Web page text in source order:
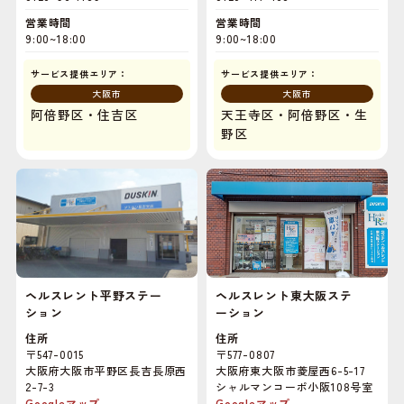
営業時間
9:00~18:00
サービス提供エリア：
大阪市
阿倍野区・住吉区
営業時間
9:00~18:00
サービス提供エリア：
大阪市
天王寺区・阿倍野区・生
野区
ヘルスレント平野ステー
ション
住所
〒547-0015
大阪府大阪市平野区長吉長原西
2-7-3
ヘルスレント東大阪ステ
ーション
住所
〒577-0807
大阪府東大阪市菱屋西6-5-17
シャルマンコーポ小阪108号室